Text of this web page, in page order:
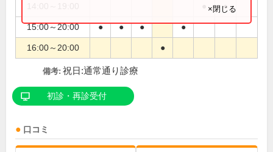
●
15:00～20:00 ● ● ● ●
16:00～20:00 ●
×閉じる
備考: 祝日:通常通り診療
初診・再診受付
口コミ